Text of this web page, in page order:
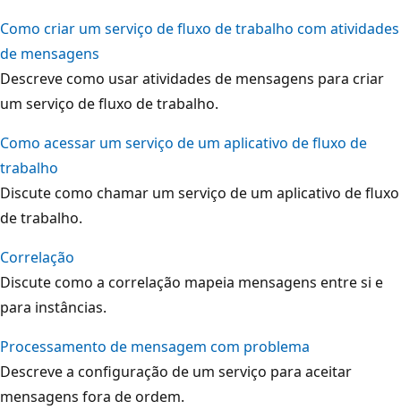
Como criar um serviço de fluxo de trabalho com atividades
de mensagens
Descreve como usar atividades de mensagens para criar
um serviço de fluxo de trabalho.
Como acessar um serviço de um aplicativo de fluxo de
trabalho
Discute como chamar um serviço de um aplicativo de fluxo
de trabalho.
Correlação
Discute como a correlação mapeia mensagens entre si e
para instâncias.
Processamento de mensagem com problema
Descreve a configuração de um serviço para aceitar
mensagens fora de ordem.